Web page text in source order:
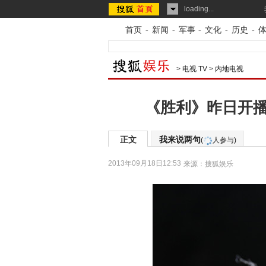
loading...
首页 - 新闻 - 军事 - 文化 - 历史 -
> 电视 TV > 内地电视
《胜利》昨日开
正文 我来说两句( 人参与)
2013年09月18日12:53 来源： 搜狐娱乐